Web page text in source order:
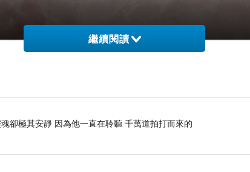
繼續閱讀
卻極其安靜 因為他一直在聆聽 千萬道拍打而來的